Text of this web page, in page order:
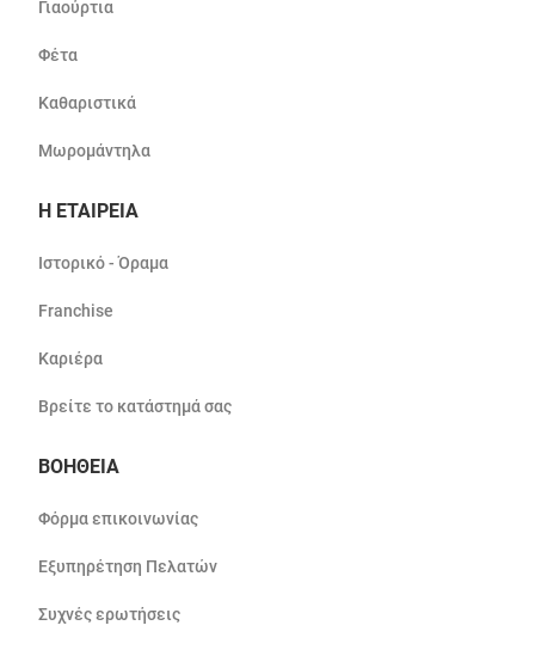
Γιαούρτια
Φέτα
Καθαριστικά
Μωρομάντηλα
Η ΕΤΑΙΡΕΙΑ
Ιστορικό - Όραμα
Franchise
Καριέρα
Βρείτε το κατάστημά σας
ΒΟΗΘΕΙΑ
Φόρμα επικοινωνίας
Εξυπηρέτηση Πελατών
Συχνές ερωτήσεις